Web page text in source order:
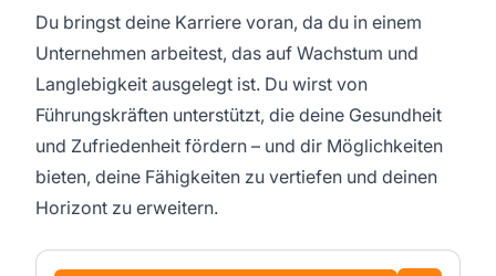
Du bringst deine Karriere voran, da du in einem
Unternehmen arbeitest, das auf Wachstum und
Langlebigkeit ausgelegt ist. Du wirst von
Führungskräften unterstützt, die deine Gesundheit
und Zufriedenheit fördern – und dir Möglichkeiten
bieten, deine Fähigkeiten zu vertiefen und deinen
Horizont zu erweitern.